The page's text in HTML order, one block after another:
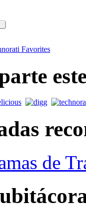
de